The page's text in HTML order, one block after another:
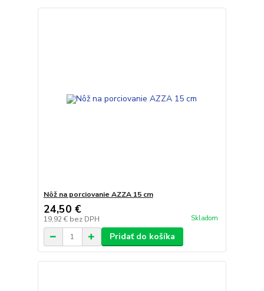
Nôž na porciovanie AZZA 15 cm
24,50 €
19,92 € bez DPH Skladom
Pridať do košíka